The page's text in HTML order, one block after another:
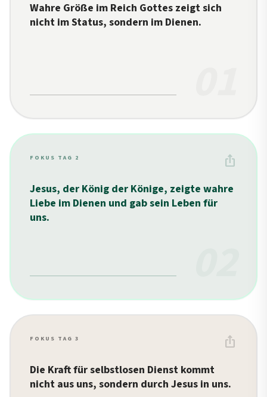
Wahre Größe im Reich Gottes zeigt sich
nicht im Status, sondern im Dienen.
FOKUS TAG 2 ios_share
Jesus, der König der Könige, zeigte wahre
Liebe im Dienen und gab sein Leben für
uns.
FOKUS TAG 3 ios_share
Die Kraft für selbstlosen Dienst kommt
nicht aus uns, sondern durch Jesus in uns.